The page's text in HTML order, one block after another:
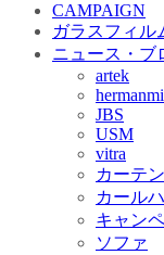
CAMPAIGN
ガラスフィル
ニュース・ブ
artek
JBS
USM
vitra
カーテン
カール
キャン
ソファ